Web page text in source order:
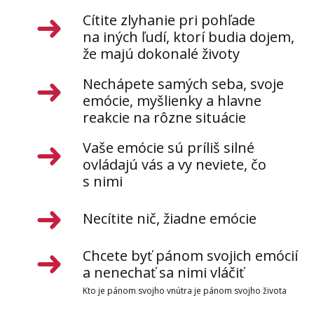
Cítite zlyhanie pri pohľade
na iných ľudí, ktorí budia dojem,
že majú dokonalé životy
Nechápete samých seba, svoje
emócie, myšlienky a hlavne
reakcie na rôzne situácie
Vaše emócie sú príliš silné
ovládajú vás a vy neviete, čo
s nimi
Necítite nič, žiadne emócie
Chcete byť pánom svojich emócií
a nenechať sa nimi vláčiť
Kto je pánom svojho vnútra je pánom svojho života